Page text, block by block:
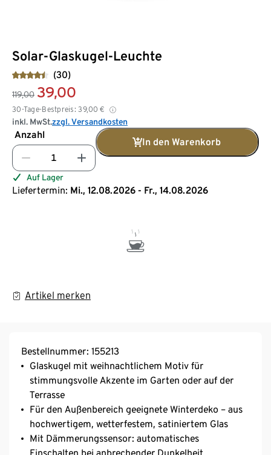
Solar-Glaskugel-Leuchte
(30)
119,00 39,00
30-Tage-Bestpreis: 39,00 €
inkl. MwSt.zzgl. Versandkosten
Anzahl
In den Warenkorb
Auf Lager
Liefertermin: Mi., 12.08.2026 - Fr., 14.08.2026
Artikel merken
Bestellnummer: 155213
Glaskugel mit weihnachtlichem Motiv für
stimmungsvolle Akzente im Garten oder auf der
Terrasse
Für den Außenbereich geeignete Winterdeko – aus
hochwertigem, wetterfestem, satiniertem Glas
Mit Dämmerungssensor: automatisches